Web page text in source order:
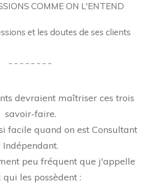
COMME ON L'ENTEND
et les doutes de ses clients
devraient maîtriser ces trois
savoir-faire.
facile quand on est Consultant
Indépendant.
peu fréquent que j'appelle
qui les possèdent :